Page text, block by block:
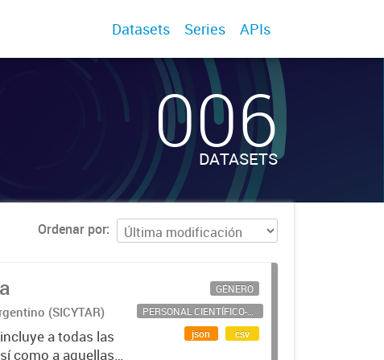
Datasets Series APIs
006
DATASETS
Ordenar por
(SICYTAR)
a todas las
como a aquellas
GÉNERO
PERSONAL CIENTÍFICO-TECNOLÓGICO
json
csv